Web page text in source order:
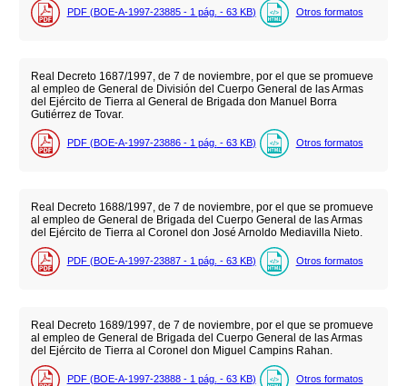
PDF (BOE-A-1997-23885 - 1 pág. - 63 KB) Otros formatos
Real Decreto 1687/1997, de 7 de noviembre, por el que se promueve
al empleo de General de División del Cuerpo General de las Armas
del Ejército de Tierra al General de Brigada don Manuel Borra
Gutiérrez de Tovar.
PDF (BOE-A-1997-23886 - 1 pág. - 63 KB) Otros formatos
Real Decreto 1688/1997, de 7 de noviembre, por el que se promueve
al empleo de General de Brigada del Cuerpo General de las Armas
del Ejército de Tierra al Coronel don José Arnoldo Mediavilla Nieto.
PDF (BOE-A-1997-23887 - 1 pág. - 63 KB) Otros formatos
Real Decreto 1689/1997, de 7 de noviembre, por el que se promueve
al empleo de General de Brigada del Cuerpo General de las Armas
del Ejército de Tierra al Coronel don Miguel Campins Rahan.
PDF (BOE-A-1997-23888 - 1 pág. - 63 KB) Otros formatos